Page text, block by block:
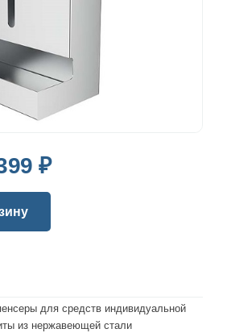
₽
для средств индивидуальной
из нержавеющей стали